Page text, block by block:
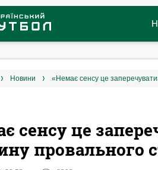
новини «Немає сенсу це
сенсу це
провального